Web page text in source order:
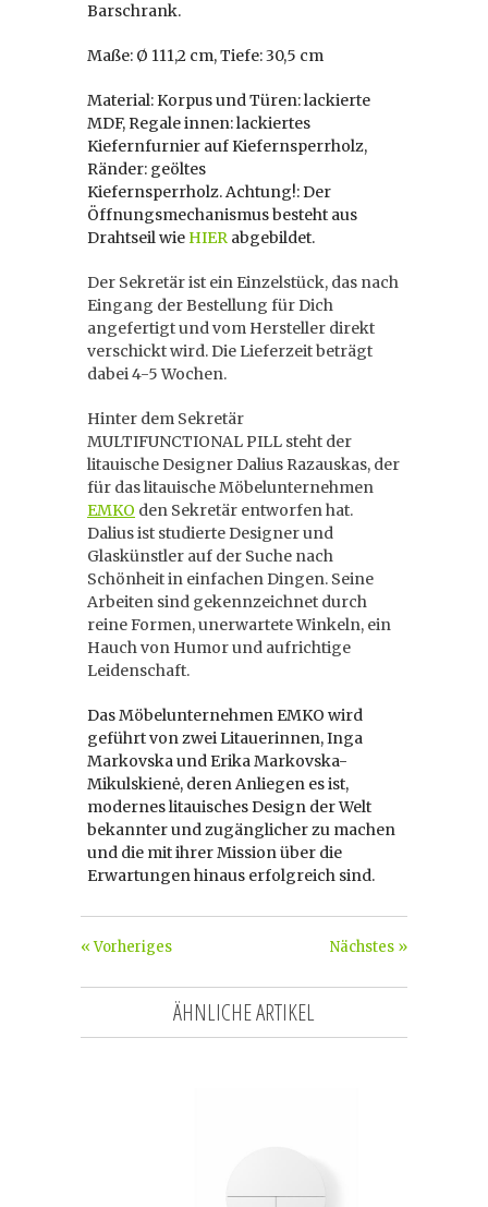
Barschrank.
Maße: Ø 111,2 cm, Tiefe: 30,5 cm
Material: Korpus und Türen: lackierte
MDF, Regale innen: lackiertes
Kiefernfurnier auf Kiefernsperrholz,
Ränder: geöltes
Kiefernsperrholz. Achtung!: Der
Öffnungsmechanismus besteht aus
Drahtseil wie HIER abgebildet.
Der Sekretär ist ein Einzelstück, das nach
Eingang der Bestellung für Dich
angefertigt und vom Hersteller direkt
verschickt wird. Die Lieferzeit beträgt
dabei 4-5 Wochen.
Hinter dem Sekretär
MULTIFUNCTIONAL PILL steht der
litauische Designer Dalius Razauskas, der
für das litauische Möbelunternehmen
EMKO den Sekretär entworfen hat.
Dalius ist studierte Designer und
Glaskünstler auf der Suche nach
Schönheit in einfachen Dingen. Seine
Arbeiten sind gekennzeichnet durch
reine Formen, unerwartete Winkeln, ein
Hauch von Humor und aufrichtige
Leidenschaft.
Das Möbelunternehmen EMKO wird
geführt von zwei Litauerinnen, Inga
Markovska und Erika Markovska-
Mikulskienė, deren Anliegen es ist,
modernes litauisches Design der Welt
bekannter und zugänglicher zu machen
und die mit ihrer Mission über die
Erwartungen hinaus erfolgreich sind.
Nächstes »
« Vorheriges
ÄHNLICHE ARTIKEL